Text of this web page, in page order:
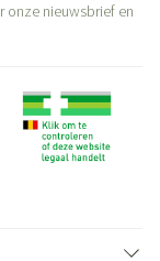
onze nieuwsbrief en